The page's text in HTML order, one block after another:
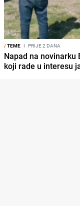
/TEME I PRIJE 2 DANA
Napad na novinarku
koji rade u interesu